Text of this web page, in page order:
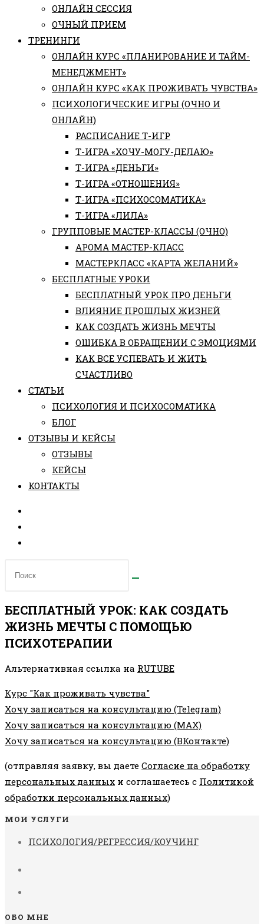
ОНЛАЙН СЕССИЯ
ОЧНЫЙ ПРИЕМ
ТРЕНИНГИ
ОНЛАЙН КУРС «ПЛАНИРОВАНИЕ И ТАЙМ-
МЕНЕДЖМЕНТ»
ОНЛАЙН КУРС «КАК ПРОЖИВАТЬ ЧУВСТВА»
ПСИХОЛОГИЧЕСКИЕ ИГРЫ (ОЧНО И
ОНЛАЙН)
РАСПИСАНИЕ Т-ИГР
Т-ИГРА «ХОЧУ-МОГУ-ДЕЛАЮ»
Т-ИГРА «ДЕНЬГИ»
Т-ИГРА «ОТНОШЕНИЯ»
Т-ИГРА «ПСИХОСОМАТИКА»
Т-ИГРА «ЛИЛА»
ГРУППОВЫЕ МАСТЕР-КЛАССЫ (ОЧНО)
АРОМА МАСТЕР-КЛАСС
МАСТЕРКЛАСС «КАРТА ЖЕЛАНИЙ»
БЕСПЛАТНЫЕ УРОКИ
БЕСПЛАТНЫЙ УРОК ПРО ДЕНЬГИ
ВЛИЯНИЕ ПРОШЛЫХ ЖИЗНЕЙ
КАК СОЗДАТЬ ЖИЗНЬ МЕЧТЫ
ОШИБКА В ОБРАЩЕНИИ С ЭМОЦИЯМИ
КАК ВСЕ УСПЕВАТЬ И ЖИТЬ
СЧАСТЛИВО
СТАТЬИ
ПCИХОЛОГИЯ И ПСИХОСОМАТИКА
БЛОГ
ОТЗЫВЫ И КЕЙСЫ
ОТЗЫВЫ
КЕЙСЫ
КОНТАКТЫ
БЕСПЛАТНЫЙ УРОК: КАК СОЗДАТЬ
ЖИЗНЬ МЕЧТЫ С ПОМОЩЬЮ
ПСИХОТЕРАПИИ
Альтернативная ссылка на RUTUBE
Курс "Как проживать чувства"
Хочу записаться на консультацию (Telegram)
Хочу записаться на консультацию (MAX)
Хочу записаться на консультацию (ВКонтакте)
(отправляя заявку, вы даете Согласие на обработку
персональных данных и соглашаетесь с Политикой
обработки персональных данных)
МОИ УСЛУГИ
ПСИХОЛОГИЯ/РЕГРЕССИЯ/КОУЧИНГ
ОБО МНЕ